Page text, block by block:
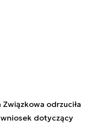
odrzuciła
wniosek dotyczący